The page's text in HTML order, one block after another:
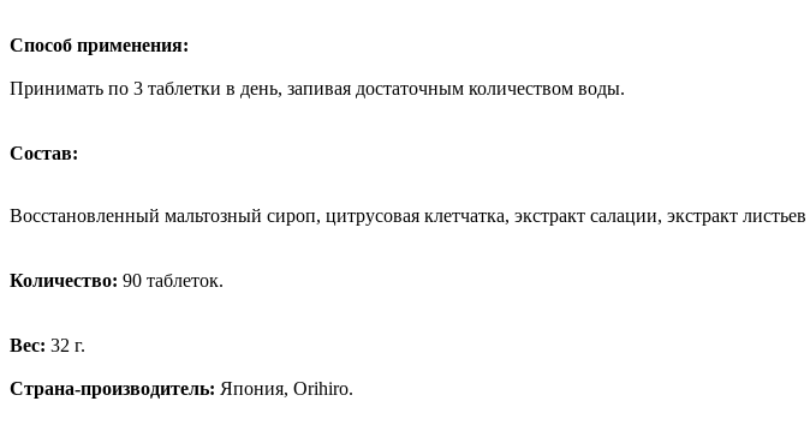
Способ применения:
Принимать по 3 таблетки в день, запивая достаточным количеством воды.
Состав:
Восстановленный мальтозный сироп, цитрусовая клетчатка, экстракт салации, экстракт
Количество: 90 таблеток.
Вес: 32 г.
Страна-производитель: Япония, Orihiro.